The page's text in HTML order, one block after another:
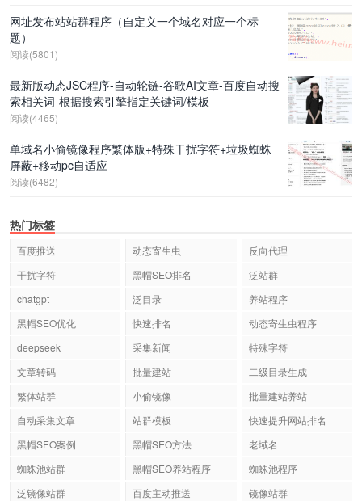
网址发布站站群程序（自定义一个域名对应一个标
题）
阅读(5801)
最新版动态JSC程序-自动轮链-谷歌AI文章-百度自动搜
索相关词-根据搜索引擎指定关键词/模板
阅读(4465)
单域名小偷镜像程序繁体版+特殊干扰字符+垃圾蜘蛛
屏蔽+移动pc自适应
阅读(6482)
热门标签
百度推送 动态寄生虫
反向代理
干扰字符
黑帽SEO排名
泛站群
chatgpt
泛目录
养站程序
黑帽SEO优化
快速排名
动态寄生虫程序
deepseek
采集新闻
特殊字符
文章转码
批量建站
二级目录生成
繁体站群
小偷镜像
批量建站养站
自动采集文章
站群模板
快速提升网站排名
黑帽SEO案例
黑帽SEO方法
老域名
蜘蛛池站群
黑帽SEO养站程序
蜘蛛池程序
泛镜像站群
百度主动推送 镜像站群